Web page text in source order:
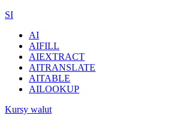
SI
AI
AIFILL
AIEXTRACT
AITRANSLATE
AITABLE
AILOOKUP
Kursy walut